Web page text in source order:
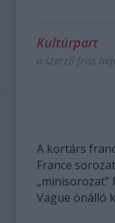
Kultúrpart
a szerző friss
A kortárs
France
Vague önálló